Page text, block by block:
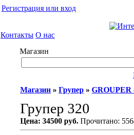
Регистрация или вход
Контакты О нас
Магазин
Магазин » Групер »
Групер 320
Цена: 34500 руб. Прочитано: